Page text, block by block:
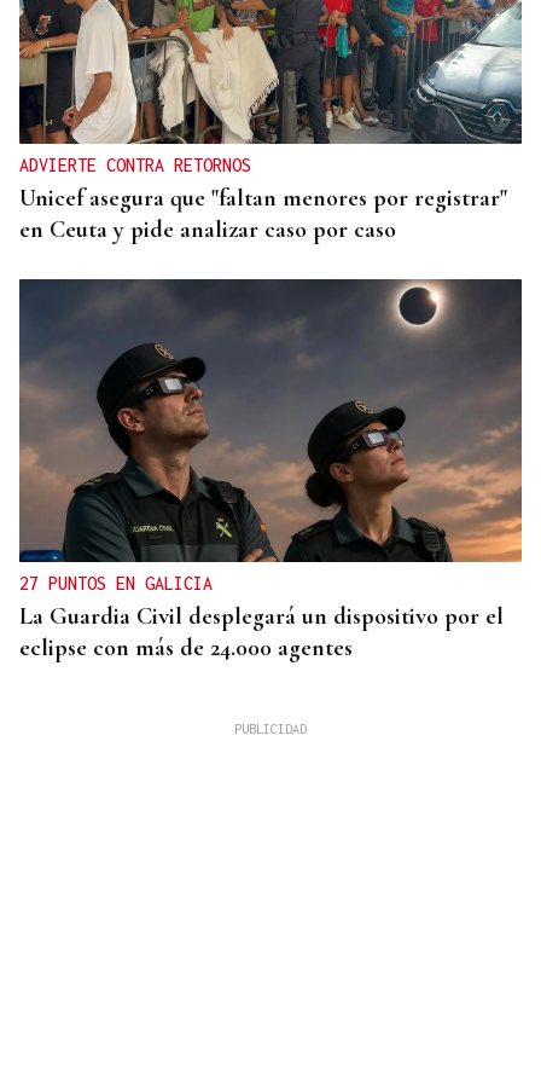
ADVIERTE CONTRA RETORNOS
Unicef asegura que "faltan menores por registrar"
en Ceuta y pide analizar caso por caso
27 PUNTOS EN GALICIA
La Guardia Civil desplegará un dispositivo por el
eclipse con más de 24.000 agentes